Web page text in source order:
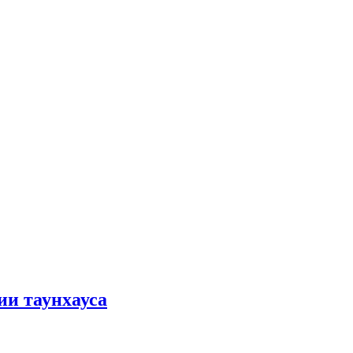
таунхауса